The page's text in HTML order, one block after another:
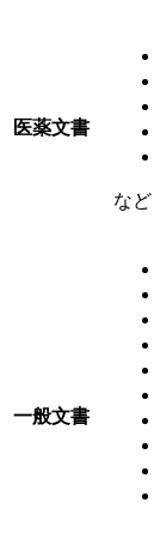
医薬文書
など
一般文書